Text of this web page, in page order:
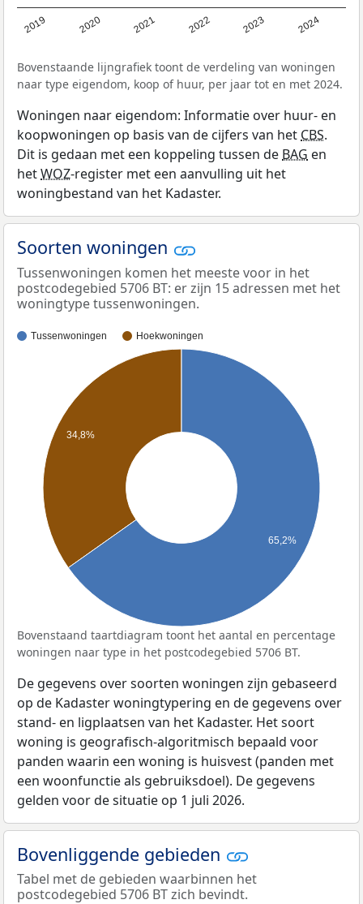
2019 2020 2021 2022 2023 2024
Bovenstaande lijngrafiek toont de verdeling van woningen
naar type eigendom, koop of huur, per jaar tot en met 2024.
Woningen naar eigendom: Informatie over huur- en
koopwoningen op basis van de cijfers van het CBS.
Dit is gedaan met een koppeling tussen de BAG en
hetWOZ-register met een aanvulling uit het
woningbestand van het Kadaster.
Soorten woningen
Tussenwoningen komen het meeste voor in het
postcodegebied 5706 BT: er zijn 15 adressen met het
woningtype tussenwoningen.
Tussenwoningen Hoekwoningen
34,8%
65,2%
Bovenstaand taartdiagram toont het aantal en percentage
woningen naar type in het postcodegebied 5706 BT.
De gegevens over soorten woningen zijn gebaseerd
op de Kadaster woningtypering en de gegevens over
stand- en ligplaatsen van het Kadaster. Het soort
woning is geografisch-algoritmisch bepaald voor
panden waarin een woning is huisvest (panden met
een woonfunctie als gebruiksdoel). De gegevens
gelden voor de situatie op 1 juli 2026.
Bovenliggende gebieden
Tabel met de gebieden waarbinnen het
postcodegebied 5706 BT zich bevindt.